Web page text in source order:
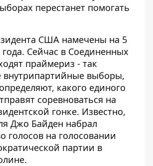
перестанет помогать
США намечены на 5
года. Сейчас в Соединенных
праймериз - так
внутрипартийные выборы,
какого единого
соревноваться на
гонке. Известно,
Джо Байден набрал
голосов на голосовании
партии в